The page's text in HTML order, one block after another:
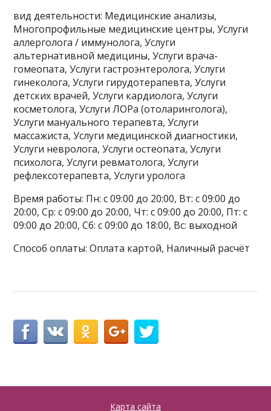
вид деятельности: Медицинские анализы,
Многопрофильные медицинские центры, Услуги
аллерголога / иммунолога, Услуги
альтернативной медицины, Услуги врача-
гомеопата, Услуги гастроэнтеролога, Услуги
гинеколога, Услуги гирудотерапевта, Услуги
детских врачей, Услуги кардиолога, Услуги
косметолога, Услуги ЛОРа (отоларинголога),
Услуги мануального терапевта, Услуги
массажиста, Услуги медицинской диагностики,
Услуги невролога, Услуги остеопата, Услуги
психолога, Услуги ревматолога, Услуги
рефлексотерапевта, Услуги уролога
Время работы: Пн: с 09:00 до 20:00, Вт: с 09:00 до
20:00, Ср: с 09:00 до 20:00, Чт: с 09:00 до 20:00, Пт: с
09:00 до 20:00, Сб: с 09:00 до 18:00, Вс: выходной
Способ оплаты: Оплата картой, Наличный расчёт
Карта сайта